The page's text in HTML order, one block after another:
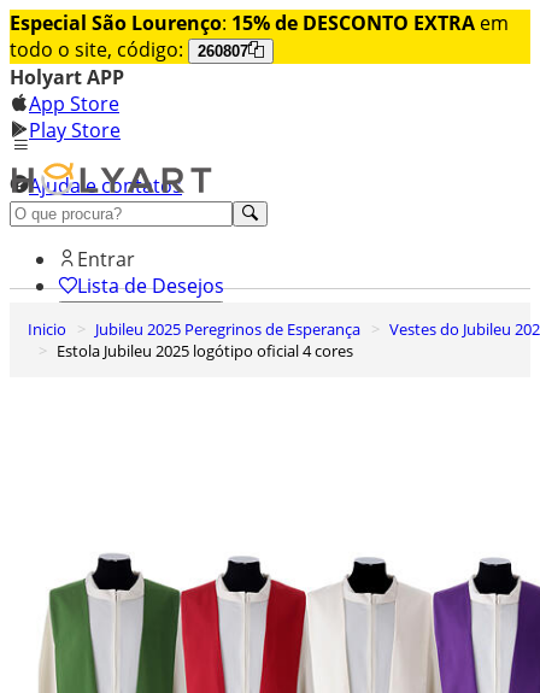
Especial São Lourenço: 15% de DESCONTO EXTRA em
todo o site, código:
260807
Holyart APP
App Store
Play Store
Ajuda e contatos
Conheça premium
Entrar
Lista de Desejos
0
Carrinho de Compras
Inicio Jubileu 2025 Peregrinos de Esperança
Vestes do Jubileu
Estola Jubileu 2025 logótipo oficial 4 cores